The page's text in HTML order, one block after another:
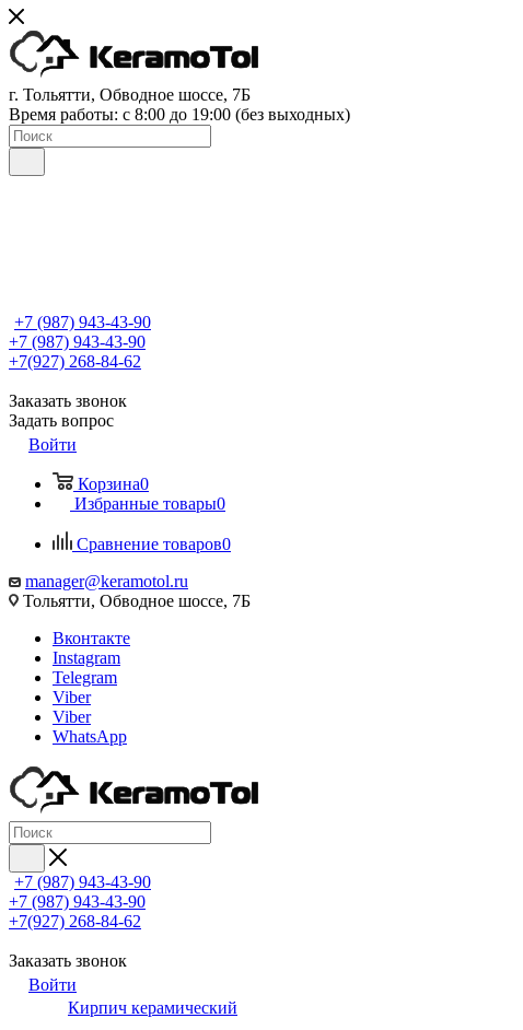
г. Тольятти, Обводное шоссе, 7Б
Время работы: c 8:00 до 19:00 (без выходных)
+7 (987) 943-43-90
+7 (987) 943-43-90
+7(927) 268-84-62
Заказать звонок
Задать вопрос
Войти
Корзина0
Избранные товары0
Сравнение товаров0
manager@keramotol.ru
Тольятти, Обводное шоссе, 7Б
Вконтакте
Instagram
Telegram
Viber
Viber
WhatsApp
+7 (987) 943-43-90
+7 (987) 943-43-90
+7(927) 268-84-62
Заказать звонок
Войти
Кирпич керамический